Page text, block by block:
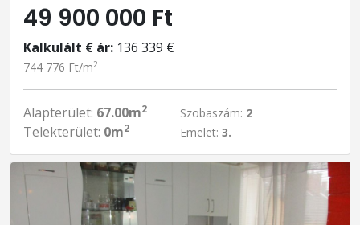
49 900 000 Ft
Kalkulált € ár: 136 339 €
744 776 Ft/m2
Alapterület: 67.00m2
Telekterület: 0m2
Szobaszám: 2
Emelet: 3.